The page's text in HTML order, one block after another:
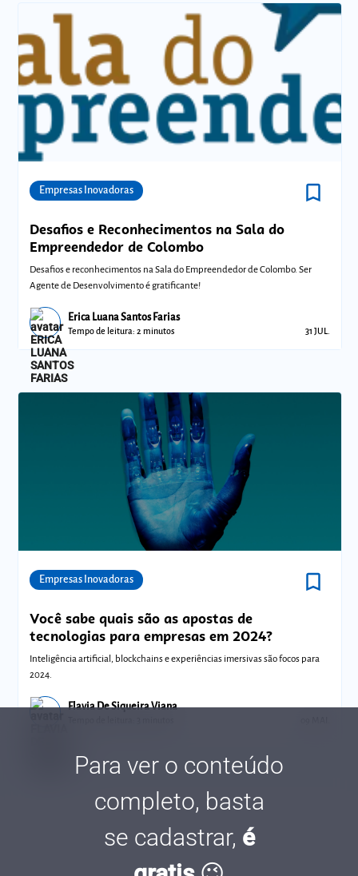
Empresas Inovadoras bookmark_border
Desafios e Reconhecimentos na Sala do
Empreendedor de Colombo
Desafios e reconhecimentos na Sala do Empreendedor de Colombo. Ser
Agente de Desenvolvimento é gratificante!
Erica Luana Santos Farias
Tempo de leitura: 2 minutos 31 JUL.
Empresas Inovadoras bookmark_border
Você sabe quais são as apostas de
tecnologias para empresas em 2024?
Inteligência artificial, blockchains e experiências imersivas são focos para
2024.
Flavia De Siqueira Viana
Para ver o conteúdo
completo, basta
se cadastrar, é